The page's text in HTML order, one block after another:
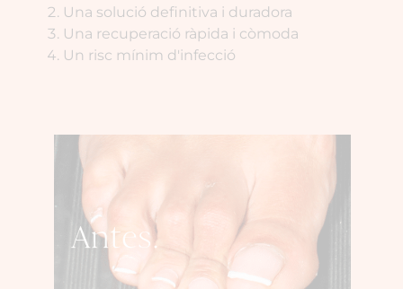
Una solució definitiva i duradora
Una recuperació ràpida i còmoda
Un risc mínim d'infecció